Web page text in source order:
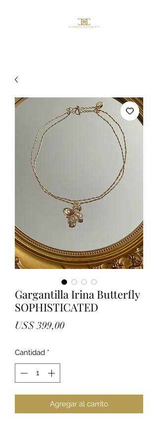
Gargantilla Irina Butterfly
SOPHISTICATED
US$ 399,00Precio
Cantidad *
Agregar al carrito